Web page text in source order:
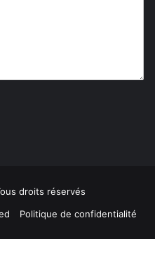
droits réservés
Politique de confidentialité